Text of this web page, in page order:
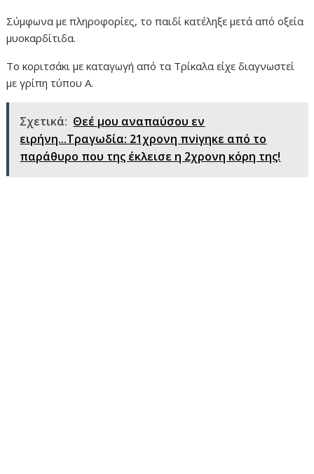
Σύμφωνα με πληροφορίες, το παιδί κατέληξε μετά από οξεία
μυοκαρδίτιδα.
Το κοριτσάκι με καταγωγή από τα Τρίκαλα είχε διαγνωστεί
με γρίπη τύπου Α.
Σχετικά: Θεέ μου αναπαύσου εν
ειρήνη...Τραγωδία: 21χρονη πνiγηκε από το
παράθυρο που της έκλεισε η 2χρονη κόρη της!